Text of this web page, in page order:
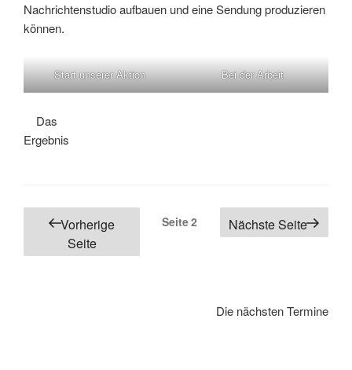
Nachrichtenstudio aufbauen und eine Sendung produzieren
können.
Start unserer Aktion Bei der Arbeit
Das
Ergebnis
Seitennummerierung
Beiträge
Vorherige
Seite
Seite2 Nächste Seite
Die nächsten Termine